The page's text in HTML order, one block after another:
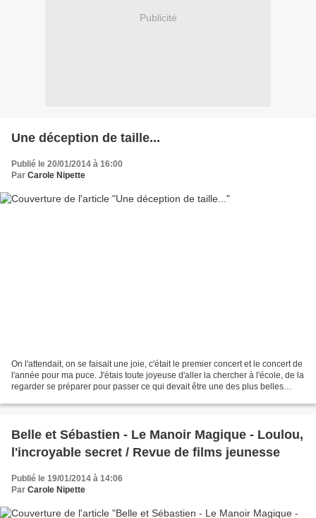
Publicité
Une déception de taille...
Publié le 20/01/2014 à 16:00
Par Carole Nipette
On l'attendait, on se faisait une joie, c'était le premier concert et le concert de
l'année pour ma puce. J'étais toute joyeuse d'aller la chercher à l'école, de la
regarder se préparer pour passer ce qui devait être une des plus belles
Belle et Sébastien - Le Manoir Magique - Loulou,
l'incroyable secret / Revue de films jeunesse
Publié le 19/01/2014 à 14:06
Par Carole Nipette